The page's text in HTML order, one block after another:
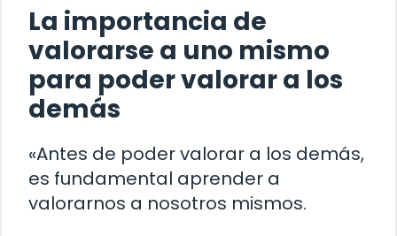
La importancia de
valorarse a uno mismo
para poder valorar a los
demás
«Antes de poder valorar a los demás,
es fundamental aprender a
valorarnos a nosotros mismos.